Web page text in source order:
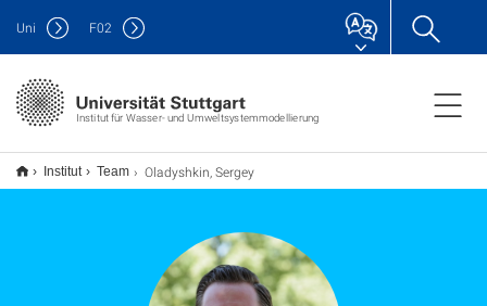
Institut für Wasser- und Umweltsystemmodellierung
Uni F02
Institut Team Oladyshkin, Sergey